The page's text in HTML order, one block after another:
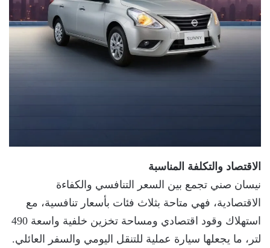
الاقتصاد والتكلفة المناسبة
نيسان صني تجمع بين السعر التنافسي والكفاءة
الاقتصادية، فهي متاحة بثلاث فئات بأسعار تنافسية، مع
استهلاك وقود اقتصادي ومساحة تخزين خلفية واسعة 490
لتر، ما يجعلها سيارة عملية للتنقل اليومي والسفر العائلي.